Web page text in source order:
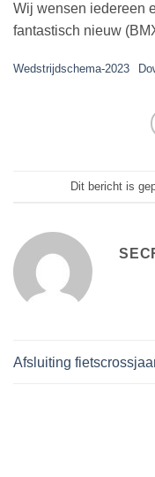
Wij wensen iedereen
fantastisch nieuw
Wedstrijdschema-2023
Dit bericht is
Afsluiting